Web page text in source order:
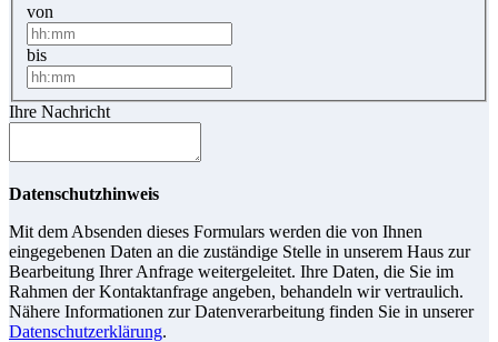
von
bis
Ihre Nachricht
Datenschutzhinweis
Mit dem Absenden dieses Formulars werden die von Ihnen
eingegebenen Daten an die zuständige Stelle in unserem Haus zur
Bearbeitung Ihrer Anfrage weitergeleitet. Ihre Daten, die Sie im
Rahmen der Kontaktanfrage angeben, behandeln wir vertraulich.
Nähere Informationen zur Datenverarbeitung finden Sie in unserer
Datenschutzerklärung.